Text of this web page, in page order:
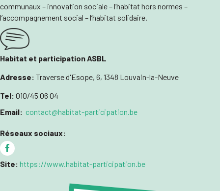
communaux – innovation sociale – l’habitat hors normes –
l’accompagnement social – l’habitat solidaire.
Habitat et participation ASBL
Adresse: Traverse d'Esope, 6, 1348 Louvain-la-Neuve
Tel: 010/45 06 04
Email: contact@habitat-participation.be
Réseaux sociaux:
Site: https://www.habitat-participation.be